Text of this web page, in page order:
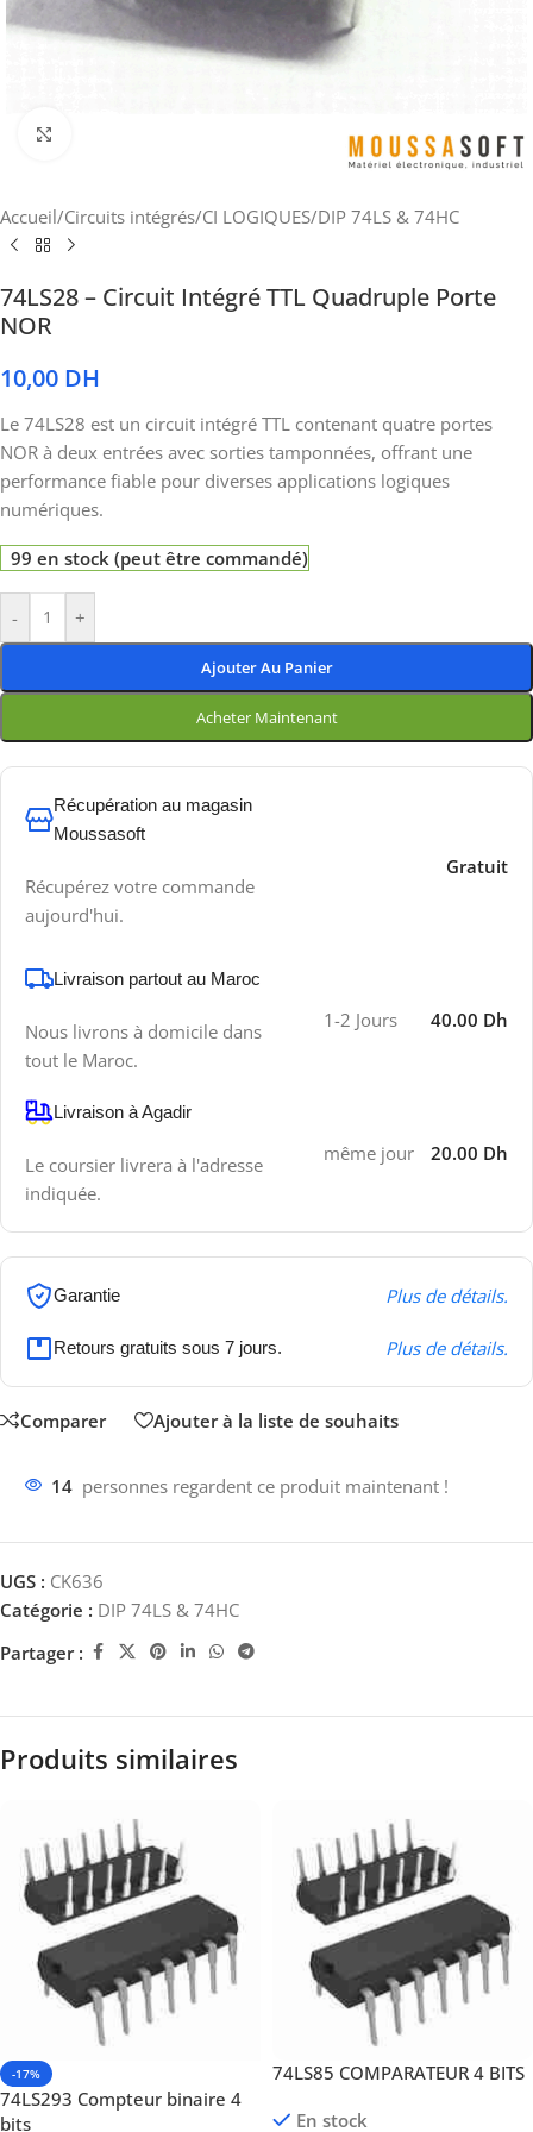
Accueil/Circuits intégrés/CI LOGIQUES/DIP 74LS & 74HC
74LS28 – Circuit Intégré TTL Quadruple Porte
NOR
10,00 DH
Le 74LS28 est un circuit intégré TTL contenant quatre portes
NOR à deux entrées avec sorties tamponnées, offrant une
performance fiable pour diverses applications logiques
numériques.
99 en stock (peut être commandé)
- +
Ajouter Au Panier
Acheter Maintenant
Récupération au magasin
Moussasoft
Récupérez votre commande
aujourd'hui.
Gratuit
Livraison partout au Maroc
Nous livrons à domicile dans
tout le Maroc.
1-2 Jours 40.00 Dh
Livraison à Agadir
Le coursier livrera à l'adresse
indiquée.
même jour 20.00 Dh
Garantie Plus de détails.
Retours gratuits sous 7 jours. Plus de détails.
Comparer Ajouter à la liste de souhaits
14 personnes regardent ce produit maintenant !
UGS : CK636
Catégorie : DIP 74LS & 74HC
Partager :
Produits similaires
-17%
74LS293 Compteur binaire 4
bits
74LS85 COMPARATEUR 4 BITS
En stock